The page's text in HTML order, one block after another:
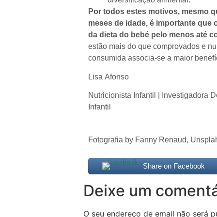
Por todos estes motivos, mesmo
meses de idade, é importante
da dieta do bebé pelo menos até
estão mais do que comprovados e
consumida associa-se a maior
Lisa Afonso
Nutricionista Infantil | Investigadora
Infantil
Fotografia by Fanny Renaud,
Share on Facebook
Deixe um
O seu endereço de email não será